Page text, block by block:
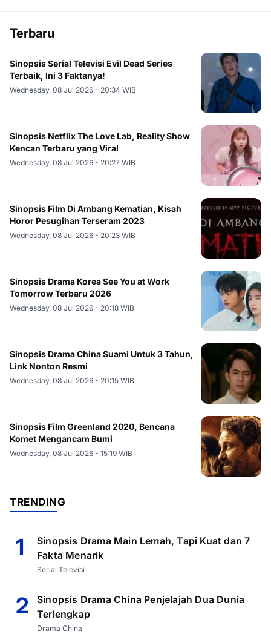
Terbaru
Sinopsis Serial Televisi Evil Dead Series
Terbaik, Ini 3 Faktanya!
Wednesday, 08 Jul 2026 - 20:34 WIB
Sinopsis Netflix The Love Lab, Reality Show
Kencan Terbaru yang Viral
Wednesday, 08 Jul 2026 - 20:27 WIB
Sinopsis Film Di Ambang Kematian, Kisah
Horor Pesugihan Terseram 2023
Wednesday, 08 Jul 2026 - 20:23 WIB
Sinopsis Drama Korea See You at Work
Tomorrow Terbaru 2026
Wednesday, 08 Jul 2026 - 20:18 WIB
Sinopsis Drama China Suami Untuk 3 Tahun,
Link Nonton Resmi
Wednesday, 08 Jul 2026 - 20:15 WIB
Sinopsis Film Greenland 2020, Bencana
Komet Mengancam Bumi
Wednesday, 08 Jul 2026 - 15:19 WIB
TRENDING
1
Sinopsis Drama Main Lemah, Tapi Kuat dan 7
Fakta Menarik
Serial Televisi
2
Sinopsis Drama China Penjelajah Dua Dunia
Terlengkap
Drama China